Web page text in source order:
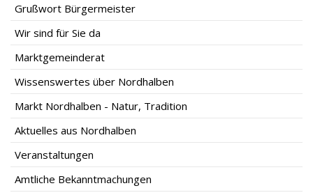
Grußwort Bürgermeister
Wir sind für Sie da
Marktgemeinderat
Wissenswertes über Nordhalben
Markt Nordhalben - Natur, Tradition
Aktuelles aus Nordhalben
Veranstaltungen
Amtliche Bekanntmachungen